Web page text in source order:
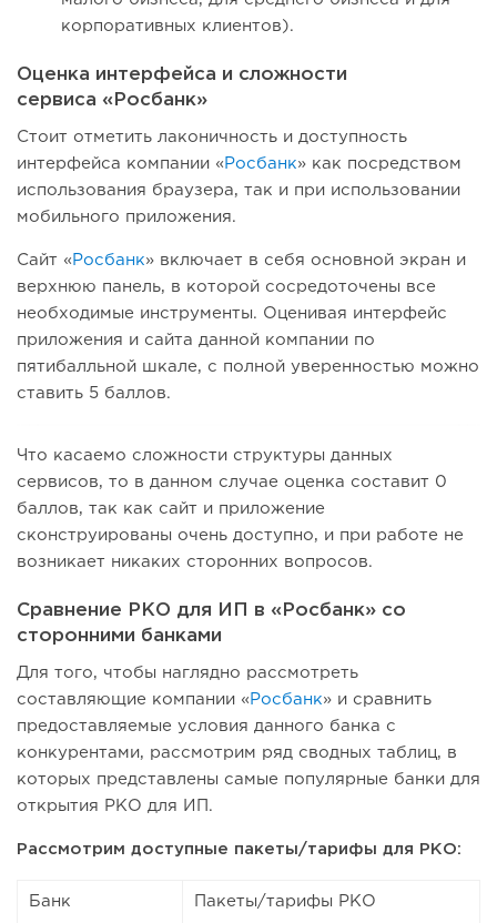
корпоративных клиентов).
Оценка интерфейса и сложности
сервиса «Росбанк»
Стоит отметить лаконичность и доступность
интерфейса компании « Росбанк» как посредством
использования браузера, так и при использовании
мобильного приложения.
Сайт « Росбанк» включает в себя основной экран и
верхнюю панель, в которой сосредоточены все
необходимые инструменты. Оценивая интерфейс
приложения и сайта данной компании по
пятибалльной шкале, с полной уверенностью можно
ставить 5 баллов.
Что касаемо сложности структуры данных
сервисов, то в данном случае оценка составит 0
баллов, так как сайт и приложение
сконструированы очень доступно, и при работе не
возникает никаких сторонних вопросов.
Сравнение РКО для ИП в «Росбанк» со
сторонними банками
Для того, чтобы наглядно рассмотреть
составляющие компании « Росбанк» и сравнить
предоставляемые условия данного банка с
конкурентами, рассмотрим ряд сводных таблиц, в
которых представлены самые популярные банки для
открытия РКО для ИП.
Рассмотрим доступные пакеты/тарифы для РКО:
Банк Пакеты/тарифы РКО